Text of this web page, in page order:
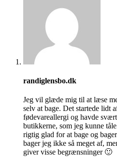
randiglensbo.dk
Jeg vil glæde mig til at læse
selv at bage. Det startede lidt
fødevareallergi og havde
butikkerne, som jeg kunne
rigtig glad for at bage og
bager jeg ikke så meget af,
giver visse begrænsninger 🙂